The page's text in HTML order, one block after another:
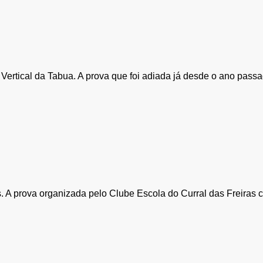
da Tabua. A prova que foi adiada já desde o ano
prova organizada pelo Clube Escola do Curral das Freiras